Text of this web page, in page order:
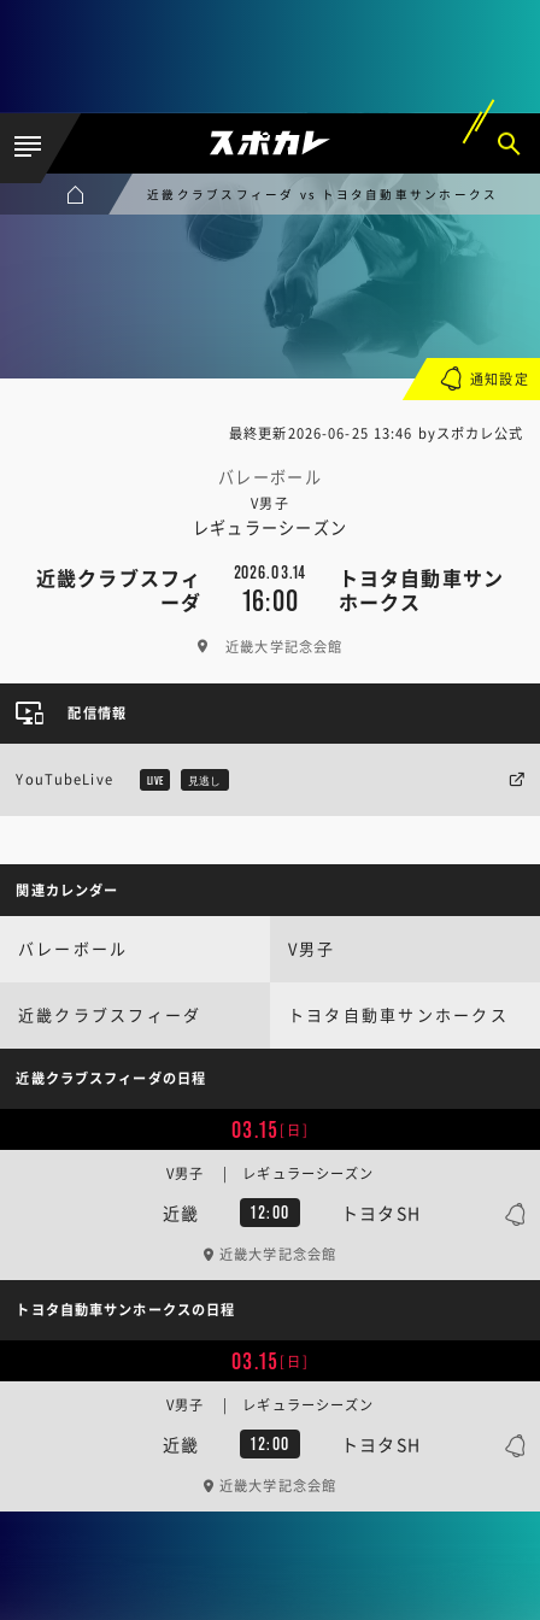
近畿クラブスフィーダ vs トヨタ自動車サンホークス
最終更新2026-06-25 13:46 byスポカレ公式
バレーボール
V男子
レギュラーシーズン
近畿クラブスフィ
ーダ
2026.03.14
16:00
トヨタ自動車サン
ホークス
近畿大学記念会館
通知設定
配信情報
YouTubeLive LIVE 見逃し
関連カレンダー
バレーボール V男子
近畿クラブスフィーダ トヨタ自動車サンホークス
近畿クラブスフィーダの日程
03.15[日]
近畿 12:00 トヨタSH
V男子 | レギュラーシーズン
近畿大学記念会館
トヨタ自動車サンホークスの日程
03.15[日]
近畿 12:00 トヨタSH
V男子 | レギュラーシーズン
近畿大学記念会館